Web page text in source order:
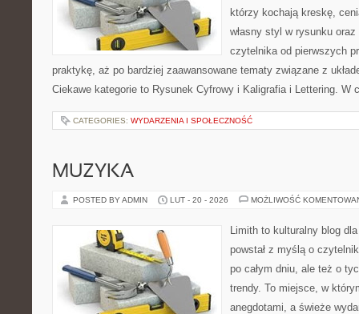
którzy kochają kreskę,
własny styl w rysunku
czytelnika od pierwszych
praktykę, aż po bardziej zaawansowane tematy związane z
Ciekawe kategorie to Rysunek Cyfrowy i Kaligrafia i Lettering.
CATEGORIES: WYDARZENIA I SPOŁECZNOŚĆ
MUZYKA
POSTED BY ADMIN LUT - 20 - 2026 MOŻLIWOŚĆ
Limith to kulturalny blog
powstał z myślą o
po całym dniu, ale też o
trendy. To miejsce, w
anegdotami, a świeże